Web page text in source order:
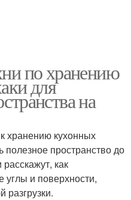
по хранению
для
на
хранению кухонных
пространство до
как
углы и поверхности,
разгрузки.